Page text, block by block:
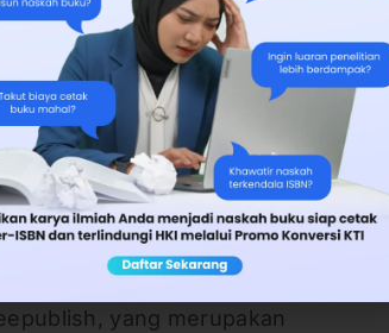
dosen menjalankan
Sejalan dengan hal tersebut, para
karir akademik.
konkret bagi dosen,
melalui penerbitan buku
Yakni Guru Besar UGM,
Baiq Nadira Syafaati Hidayat,
yang merupakan